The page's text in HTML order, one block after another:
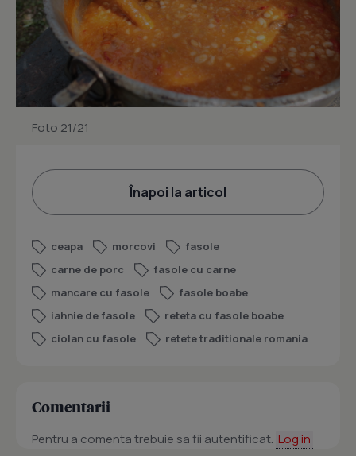
Foto 21/21
Înapoi la articol
ceapa morcovi
fasole
carne de porc
fasole cu carne
mancare cu fasole
fasole boabe
iahnie de fasole
reteta cu fasole boabe
ciolan cu fasole
retete traditionale romania
Comentarii
Pentru a comenta trebuie sa fii autentificat. Log in